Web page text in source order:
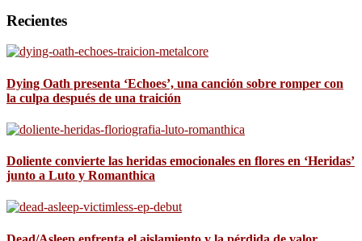
Recientes
Dying Oath presenta ‘Echoes’, una canción sobre romper con
la culpa después de una traición
Doliente convierte las heridas emocionales en flores en ‘Heridas’
junto a Luto y Romanthica